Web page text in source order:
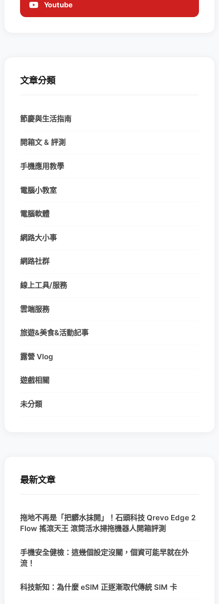
Youtube
文章分類
節慶與生活指南
開箱文 & 評測
手機應用教學
電腦小教室
電腦軟體
網路大小事
網路社群
線上工具/服務
雲端服務
旅遊&美食&活動記事
露營 Vlog
遊戲相關
未分類
最新文章
拖地不再是「把髒水抹開」！石頭科技 Qrevo Edge 2
Flow 搖滾天王 滾筒活水掃拖機器人開箱評測
手機安全健檢：這幾個設定沒關，個資可能早就在外
流！
科技新知：為什麼 eSIM 正逐漸取代傳統 SIM 卡